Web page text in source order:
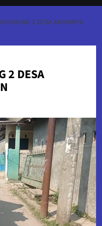
2 DESA AKHIRNYA
2 DESA